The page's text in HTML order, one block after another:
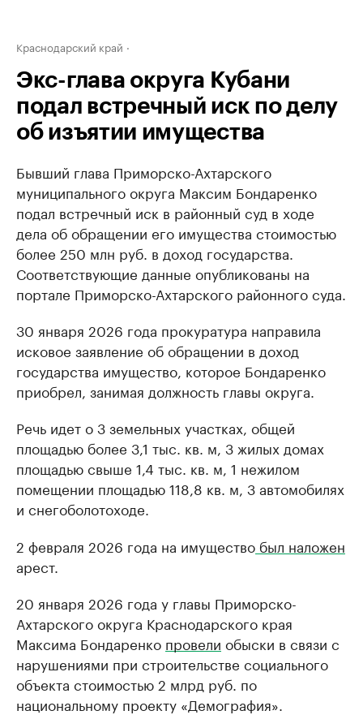
Краснодарский край
Экс-глава округа Кубани
подал встречный иск по делу
об изъятии имущества
Бывший глава Приморско-Ахтарского
муниципального округа Максим Бондаренко
подал встречный иск в районный суд в ходе
дела об обращении его имущества стоимостью
более 250 млн руб. в доход государства.
Соответствующие данные опубликованы на
портале Приморско-Ахтарского районного суда.
30 января 2026 года прокуратура направила
исковое заявление об обращении в доход
государства имущество, которое Бондаренко
приобрел, занимая должность главы округа.
Речь идет о 3 земельных участках, общей
площадью более 3,1 тыс. кв. м, 3 жилых домах
площадью свыше 1,4 тыс. кв. м, 1 нежилом
помещении площадью 118,8 кв. м, 3 автомобилях
и снегоболотоходе.
2 февраля 2026 года на имущество был наложен
арест.
20 января 2026 года у главы Приморско-
Ахтарского округа Краснодарского края
Максима Бондаренко провели обыски в связи с
нарушениями при строительстве социального
объекта стоимостью 2 млрд руб. по
национальному проекту «Демография».